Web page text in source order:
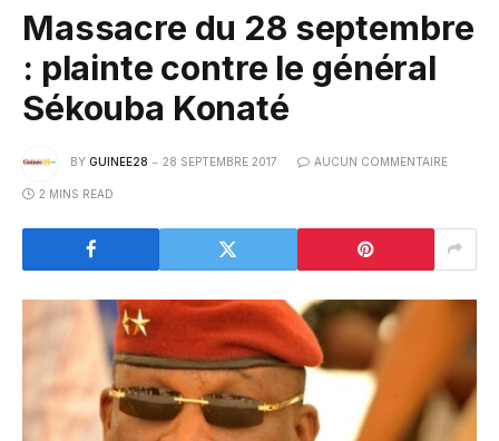
Massacre du 28 septembre
: plainte contre le général
Sékouba Konaté
BY GUINEE28 28 SEPTEMBRE 2017 AUCUN COMMENTAIRE
2 MINS READ